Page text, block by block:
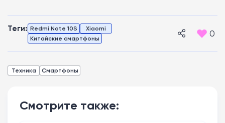
Теги: Redmi Note 10S
Xiaomi
Китайские смартфоны
0
Техника Смартфоны
Смотрите также: